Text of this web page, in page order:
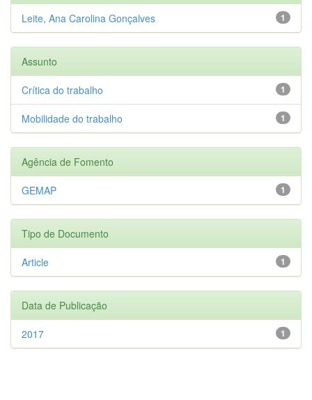
1
Leite, Ana Carolina Gonçalves
Assunto
1
Crítica do trabalho
1
Mobilidade do trabalho
Agência de Fomento
1
GEMAP
Tipo de Documento
1
Article
Data de Publicação
1
2017